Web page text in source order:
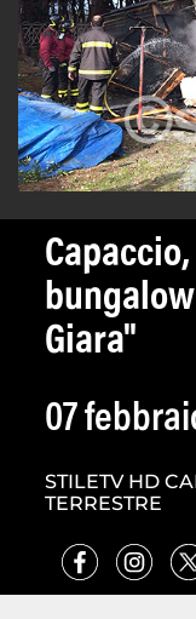
Giara"
07
STILETV HD
TERRESTRE